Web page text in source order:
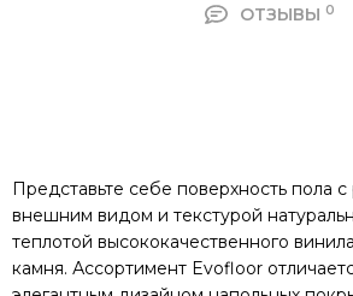
ОТЗЫВЫ 0
Представьте себе поверхность пола
внешним видом и текстурой
теплотой высококачественного
камня. Ассортимент Evofloor